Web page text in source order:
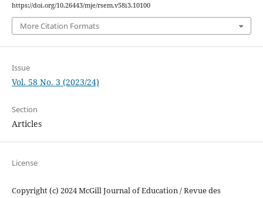
https://doi.org/10.26443/mje/rsem.v58i3.10100
More Citation Formats
Issue
Vol. 58 No. 3 (2023/24)
Section
Articles
License
Copyright (c) 2024 McGill Journal of Education / Revue des